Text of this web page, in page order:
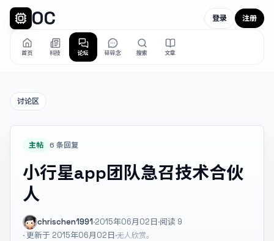
OC
首页 科技 论坛 碎碎念 搜索 文章
登录 注册
讨论区
主帖 6 条回复
小行星app团队急召技术合伙
人
chrischen1991·2015年06月02日·阅读 9
· 更新于 2015年06月02日·无人欣赏。